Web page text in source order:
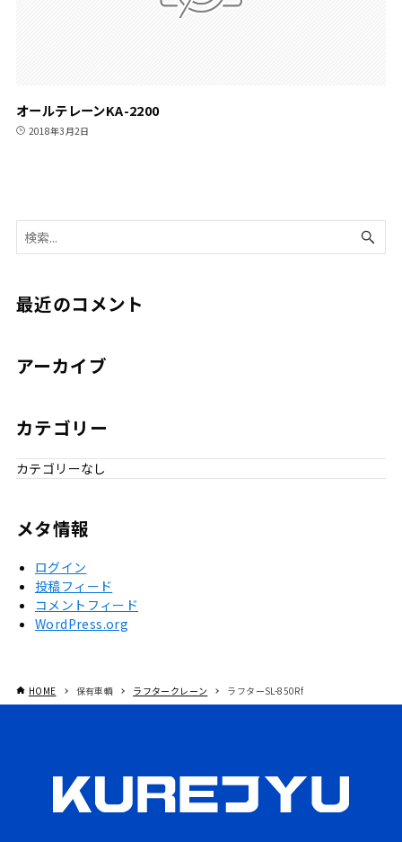
オールテレーンKA-2200
2018年3月2日
最近のコメント
アーカイブ
カテゴリー
カテゴリーなし
メタ情報
ログイン
投稿フィード
コメントフィード
WordPress.org
HOME 保有車輌 ラフタークレーン ラフターSL-850Rf